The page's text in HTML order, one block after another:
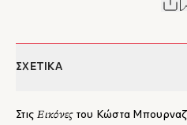
ΣΧΕΤΙΚΑ
ΣτιςΕικόνεςτου Κώστα